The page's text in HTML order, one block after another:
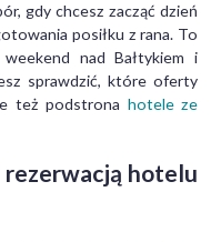
gdy chcesz zacząć dzień
posiłku z rana. To
nad Bałtykiem i
sprawdzić, które oferty
też podstrona hotele ze
rezerwacją hotelu